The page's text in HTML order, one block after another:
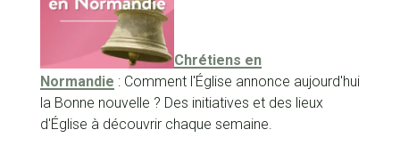
Chrétiens en
Normandie : Comment l'Église annonce aujourd'hui
la Bonne nouvelle ? Des initiatives et des lieux
d'Église à découvrir chaque semaine.